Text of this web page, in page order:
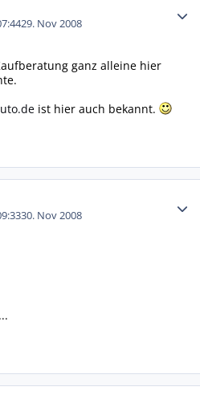
29. Nov 2008
ganz alleine hier
ist hier auch bekannt.
30. Nov 2008